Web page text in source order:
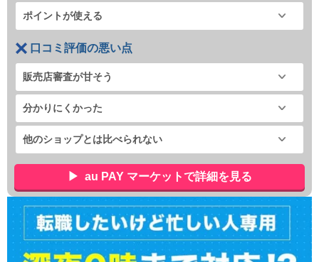
ポイントが使える
口コミ評価の悪い点
販売店審査が甘そう
分かりにくかった
他のショップとは比べられない
au PAY マーケットで詳細を見る